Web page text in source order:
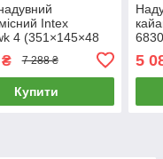
Intex
4 (351×145×48
насос) 66334
7 288 ₴
Купити
5